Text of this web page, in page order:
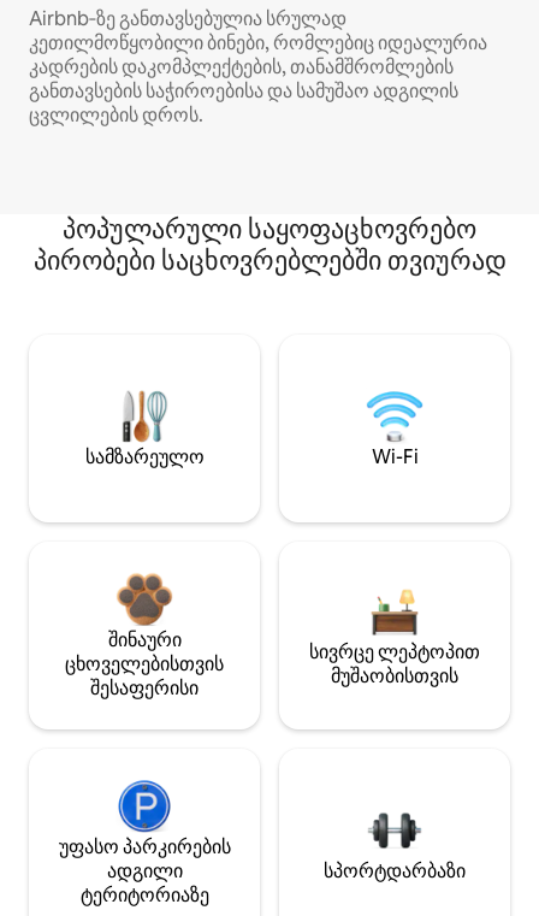
Airbnb‑ზე განთავსებულია სრულად
კეთილმოწყობილი ბინები, რომლებიც იდეალურია
კადრების დაკომპლექტების, თანამშრომლების
განთავსების საჭიროებისა და სამუშაო ადგილის
ცვლილების დროს.
პოპულარული საყოფაცხოვრებო
პირობები საცხოვრებლებში თვიურად
სამზარეულო Wi-Fi
შინაური
ცხოველებისთვის
შესაფერისი
სივრცე ლეპტოპით
მუშაობისთვის
უფასო პარკირების
ადგილი
ტერიტორიაზე
სპორტდარბაზი